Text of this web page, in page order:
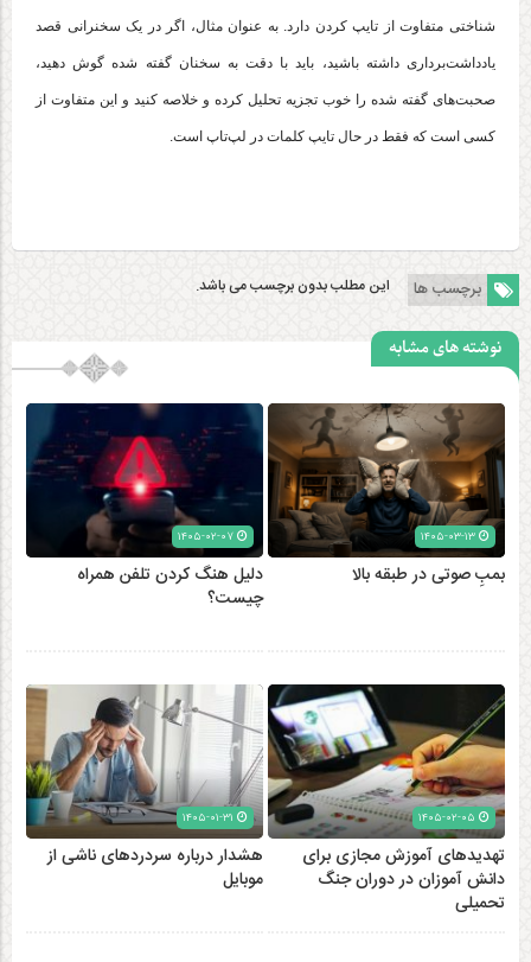
شناختی متفاوت از تایپ کردن دارد. به عنوان مثال، اگر در یک سخنرانی قصد
یادداشت‌برداری داشته باشید، باید با دقت به سخنان گفته شده گوش دهید،
صحبت‌های گفته شده را خوب تجزیه تحلیل کرده و خلاصه کنید و این متفاوت از
کسی است که فقط در حال تایپ کلمات در لپ‌تاپ است.
برچسب ها این مطلب بدون برچسب می باشد.
نوشته های مشابه
۱۴۰۵-۰۳-۱۳
بمبِ صوتی در طبقه بالا
دلیل هنگ کردن تلفن همراه
چیست؟
تهدیدهای آموزش مجازی برای
دانش آموزان در دوران جنگ
تحمیلی
هشدار درباره سردردهای ناشی از
موبایل